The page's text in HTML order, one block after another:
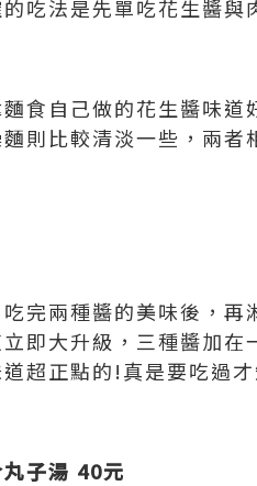
的吃法是先單吃花生醬與
食自己做的花生醬味道
則比較清淡一些，兩者
完兩種醬的美味後，再
即大升級，三種醬加
超正點的!真是要吃過
子湯 40元